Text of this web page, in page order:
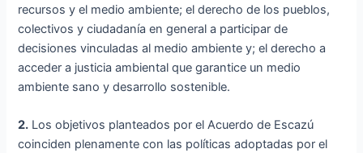
recursos y el medio ambiente; el derecho de los pueblos,
colectivos y ciudadanía en general a participar de
decisiones vinculadas al medio ambiente y; el derecho a
acceder a justicia ambiental que garantice un medio
ambiente sano y desarrollo sostenible.
2. Los objetivos planteados por el Acuerdo de Escazú
coinciden plenamente con las políticas adoptadas por el